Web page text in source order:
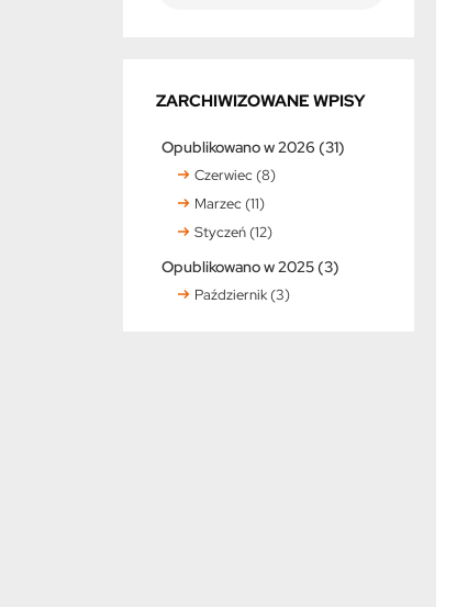
ZARCHIWIZOWANE WPISY
Opublikowano w 2026 (31)
Czerwiec (8)
Marzec (11)
Styczeń (12)
Opublikowano w 2025 (3)
Październik (3)